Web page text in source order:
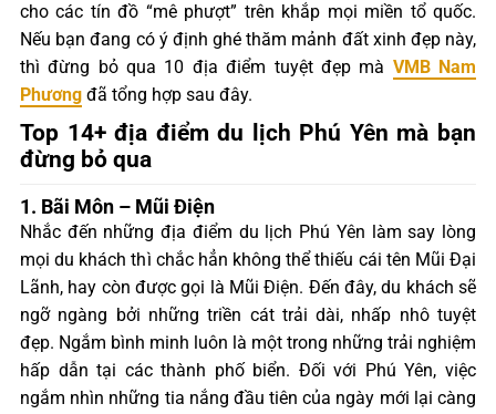
cho các tín đồ “mê phượt” trên khắp mọi miền tổ quốc.
Nếu bạn đang có ý định ghé thăm mảnh đất xinh đẹp này,
thì đừng bỏ qua 10 địa điểm tuyệt đẹp mà VMB Nam
Phương đã tổng hợp sau đây.
Top 14+ địa điểm du lịch Phú Yên mà bạn
đừng bỏ qua
1. Bãi Môn – Mũi Điện
Nhắc đến những địa điểm du lịch Phú Yên làm say lòng
mọi du khách thì chắc hẳn không thể thiếu cái tên Mũi Đại
Lãnh, hay còn được gọi là Mũi Điện. Đến đây, du khách sẽ
ngỡ ngàng bởi những triền cát trải dài, nhấp nhô tuyệt
đẹp. Ngắm bình minh luôn là một trong những trải nghiệm
hấp dẫn tại các thành phố biển. Đối với Phú Yên, việc
ngắm nhìn những tia nắng đầu tiên của ngày mới lại càng